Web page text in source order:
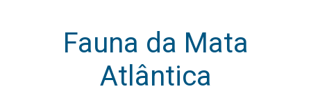
Fauna da Mata
Atlântica